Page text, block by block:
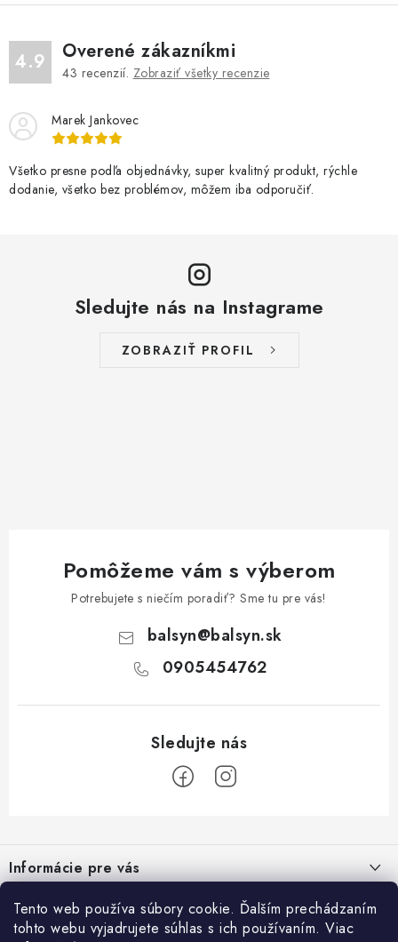
Tento web používa súbory cookie. Ďalším prechádzaním
tohto webu vyjadrujete súhlas s ich používaním. Viac
4.9 Overené zákazníkmi
43 recenzií. Zobraziť všetky recenzie
Marek Jankovec
Všetko presne podľa objednávky, super kvalitný produkt, rýchle
dodanie, všetko bez problémov, môžem iba odporučiť.
Sledujte nás na Instagrame
ZOBRAZIŤ PROFIL
Pomôžeme vám s výberom
Potrebujete s niečím poradiť? Sme tu pre vás!
balsyn@balsyn.sk
0905454762
pInformácie pre vás
Kontakty
Napíšte nám
Blog